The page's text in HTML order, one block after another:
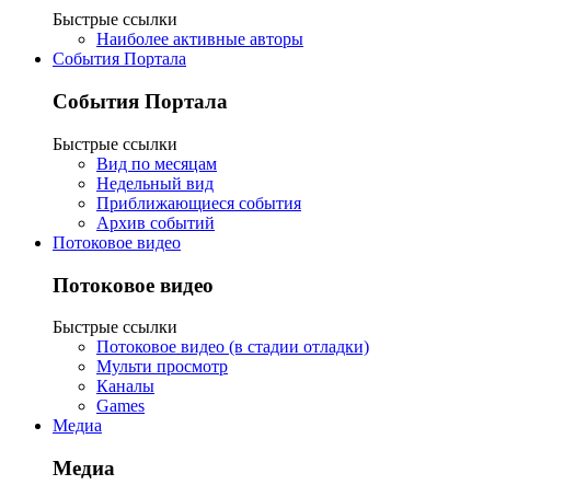
Быстрые ссылки
Наиболее активные авторы
События Портала
События Портала
Быстрые ссылки
Вид по месяцам
Недельный вид
Приближающиеся события
Архив событий
Потоковое видео
Потоковое видео
Быстрые ссылки
Потоковое видео (в стадии отладки)
Мульти просмотр
Каналы
Games
Медиа
Медиа